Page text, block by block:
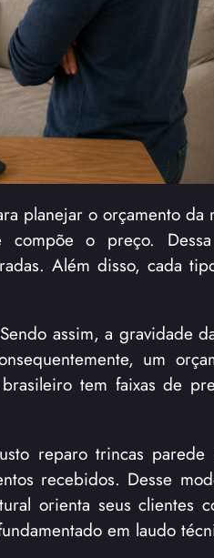
planejar o orçamento da
o preço.
Além disso, cada
assim, a gravidade
um
tem faixas de
reparo trincas parede
recebidos. Desse
orienta seus clientes
em laudo